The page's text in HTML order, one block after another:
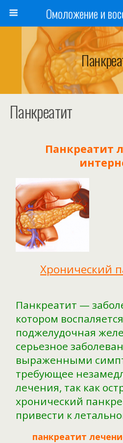
Омоложение и
Панкреатит
Панкреатит
Хронический
Панкреатит —
котором воспаляется
поджелудочная
серьезное
выраженными
требующее
лечения, так как
хронический
привести к
панкреатит